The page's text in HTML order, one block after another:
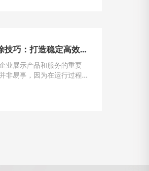
网站运行状态监测与故障排除技巧：打造稳定高效的在线平台
业展示产品和服务的重要
非易事，因为在运行过程
掌握关键要领，确保网站